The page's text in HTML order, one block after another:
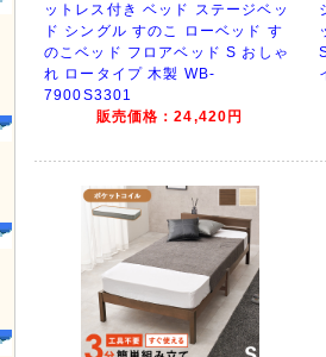
ットレス付き ベッド ステージベッ
ド シングル すのこ ローベッド す
のこベッド フロアベッド S おしゃ
れ ロータイプ 木製 WB-
7900S3301
販売価格：24,420円